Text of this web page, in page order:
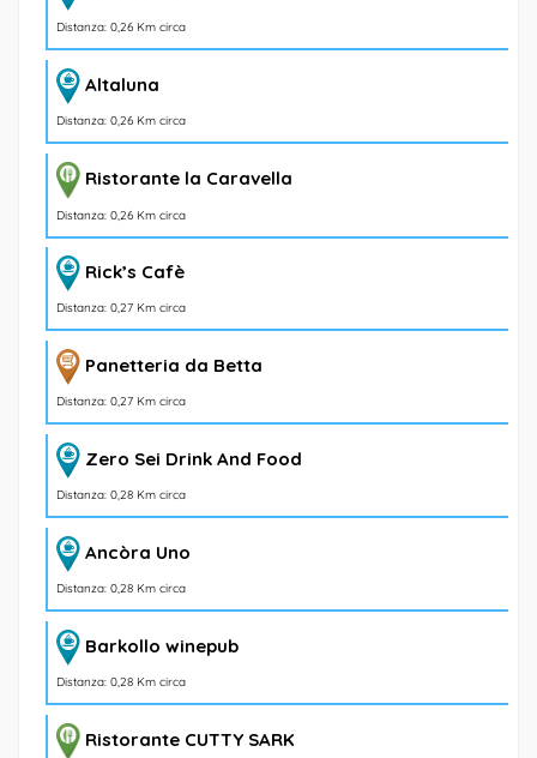
Distanza: 0,26 Km circa
Altaluna
Distanza: 0,26 Km circa
Ristorante la Caravella
Distanza: 0,26 Km circa
Rick’s Cafè
Distanza: 0,27 Km circa
Panetteria da Betta
Distanza: 0,27 Km circa
Zero Sei Drink And Food
Distanza: 0,28 Km circa
Ancòra Uno
Distanza: 0,28 Km circa
Barkollo winepub
Distanza: 0,28 Km circa
Ristorante CUTTY SARK